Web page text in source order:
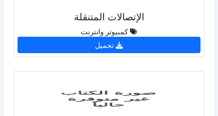
الإتصالات المتنقلة
كمبيوتر وانترنت
تحميل